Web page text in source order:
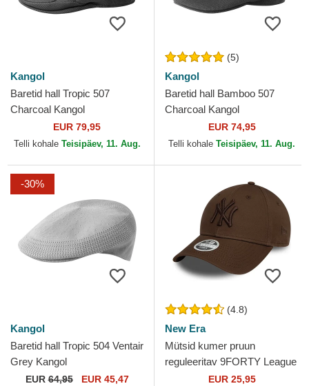
Kangol
Baretid hall Tropic 507
Charcoal Kangol
EUR 79,95
Telli kohale Teisipäev, 11. Aug.
(5)
Kangol
Baretid hall Bamboo 507
Charcoal Kangol
EUR 74,95
Telli kohale Teisipäev, 11. Aug.
-30%
Kangol
Baretid hall Tropic 504 Ventair
Grey Kangol
EUR64,95 EUR 45,47
(4.8)
New Era
Mütsid kumer pruun
reguleeritav 9FORTY League
Essential New York Yankees
EUR 25,95